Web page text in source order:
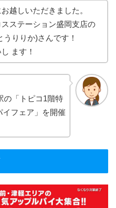
e
er
e
st
越しいただきました。
スステーション盛岡支店の
りりか)さんです！
ます！
の「トピコ1階特
フェア」を開催